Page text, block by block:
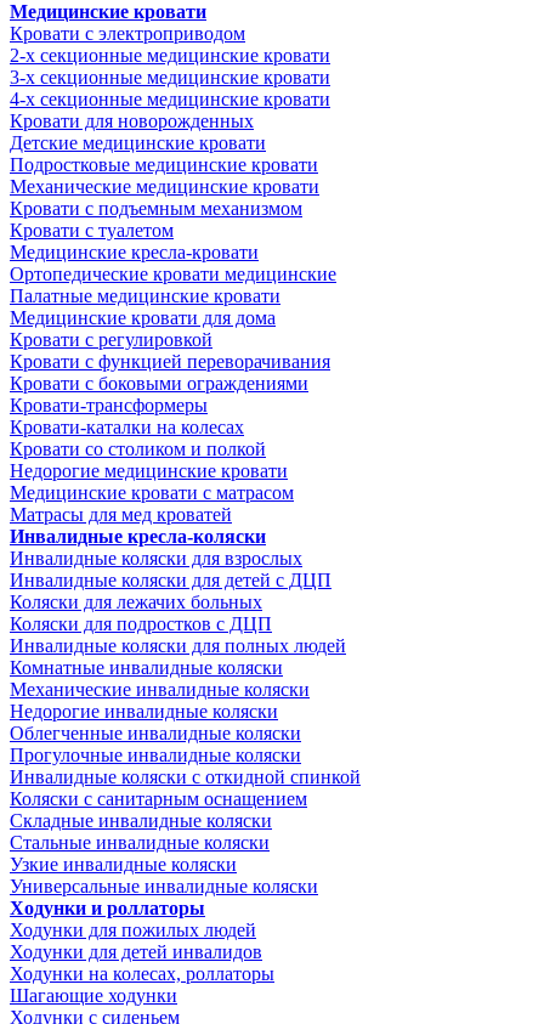
Медицинские кровати
Кровати с электроприводом
2-х секционные медицинские кровати
3-х секционные медицинские кровати
4-х секционные медицинские кровати
Кровати для новорожденных
Детские медицинские кровати
Подростковые медицинские кровати
Механические медицинские кровати
Кровати с подъемным механизмом
Кровати с туалетом
Медицинские крeсла-кровати
Ортопедические кровати медицинские
Палатные медицинские кровати
Медицинские кровати для дома
Кровати с регулировкой
Кровати с функцией переворачивания
Кровати с боковыми ограждениями
Кровати-трансформеры
Кровати-каталки на колесах
Кровати со столиком и полкой
Недорогие медицинские кровати
Медицинские кровати с матрасом
Матрасы для мед кроватей
Инвалидные кресла-коляски
Инвалидные коляски для взрослых
Инвалидные коляски для детей с ДЦП
Коляски для лежачих больных
Коляски для подростков с ДЦП
Инвалидные коляски для полных людей
Комнатные инвалидные коляски
Механические инвалидные коляски
Недорогие инвалидные коляски
Облегченные инвалидные коляски
Прогулочные инвалидные коляски
Инвалидные коляски с откидной спинкой
Коляски с санитарным оснащением
Складные инвалидные коляски
Стальные инвалидные коляски
Узкие инвалидные коляски
Универсальные инвалидные коляски
Ходунки и роллаторы
Ходунки для пожилых людей
Ходунки для детей инвалидов
Ходунки на колесах, роллаторы
Шагающие ходунки
Ходунки с сиденьем